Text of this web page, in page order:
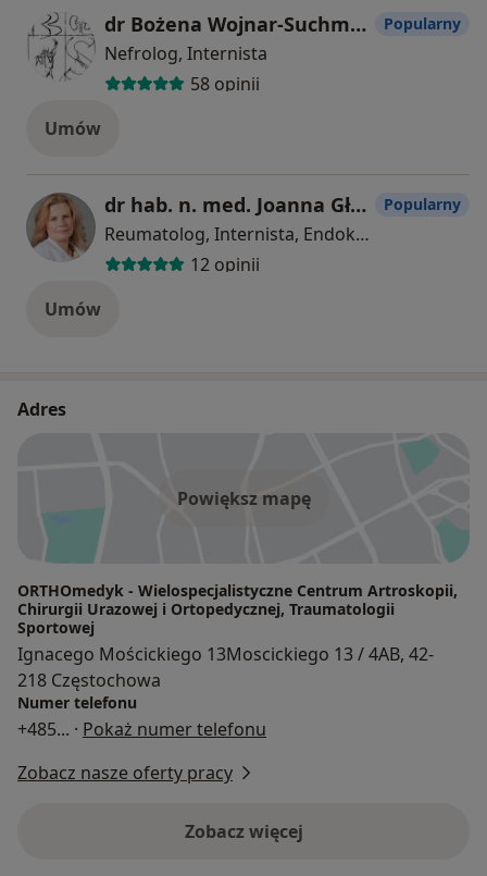
dr Bożena Wojnar-Suchmiel
Nefrolog, Internista
58 opinii
Popularny
Umów
dr hab. n. med. Joanna Głogowska-Szeląg
Reumatolog, Internista, Endokrynolog
12 opinii
Popularny
Umów
Adres
Powiększ mapę
ORTHOmedyk - Wielospecjalistyczne Centrum Artroskopii,
Chirurgii Urazowej i Ortopedycznej, Traumatologii
Sportowej
Ignacego Mościckiego 13Moscickiego 13 / 4AB, 42-
218 Częstochowa
Numer telefonu
+485... · Pokaż numer telefonu
Zobacz nasze oferty pracy
Zobacz więcej